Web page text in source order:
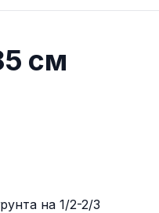
см
на 1/2-2/3